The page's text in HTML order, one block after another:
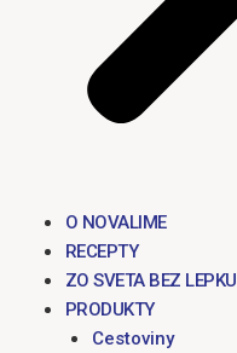
O NOVALIME
RECEPTY
ZO SVETA BEZ LEPKU
PRODUKTY
Cestoviny